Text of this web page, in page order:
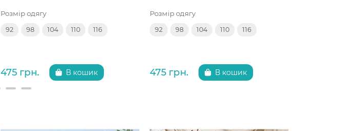
Розмір одягу
92 98 104 110 116
475 грн. В кошик
Розмір одягу
92 98 104 110 116
475 грн. В кошик